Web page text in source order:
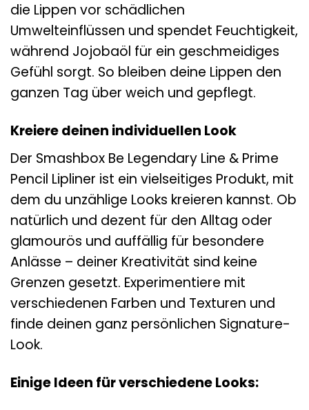
die Lippen vor schädlichen
Umwelteinflüssen und spendet Feuchtigkeit,
während Jojobaöl für ein geschmeidiges
Gefühl sorgt. So bleiben deine Lippen den
ganzen Tag über weich und gepflegt.
Kreiere deinen individuellen Look
Der Smashbox Be Legendary Line & Prime
Pencil Lipliner ist ein vielseitiges Produkt, mit
dem du unzählige Looks kreieren kannst. Ob
natürlich und dezent für den Alltag oder
glamourös und auffällig für besondere
Anlässe – deiner Kreativität sind keine
Grenzen gesetzt. Experimentiere mit
verschiedenen Farben und Texturen und
finde deinen ganz persönlichen Signature-
Look.
Einige Ideen für verschiedene Looks: